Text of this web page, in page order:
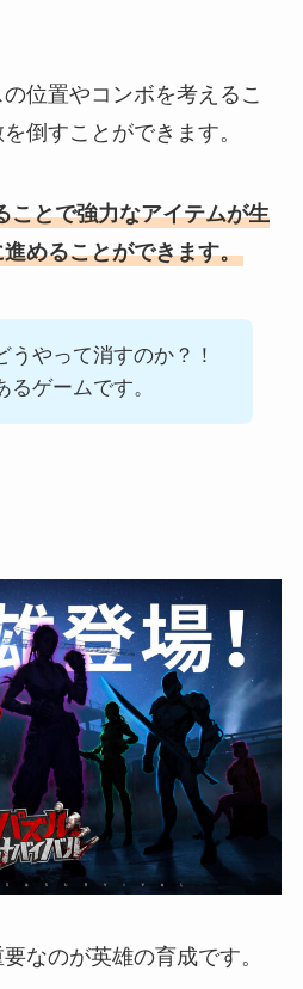
位置やコンボを考えるこ
倒すことができます。
ことで強力なアイテムが生
めることができます。
うやって消すのか？！
るゲームです。
なのが英雄の育成です。